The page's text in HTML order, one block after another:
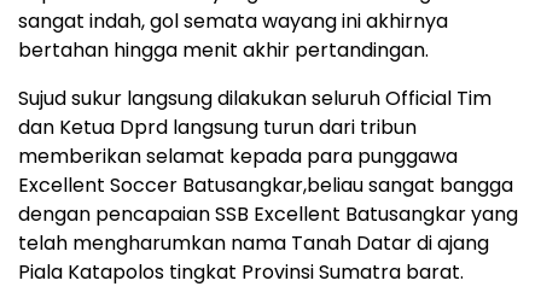
sangat indah, gol semata wayang ini akhirnya
bertahan hingga menit akhir pertandingan.
Sujud sukur langsung dilakukan seluruh Official Tim
dan Ketua Dprd langsung turun dari tribun
memberikan selamat kepada para punggawa
Excellent Soccer Batusangkar,beliau sangat bangga
dengan pencapaian SSB Excellent Batusangkar yang
telah mengharumkan nama Tanah Datar di ajang
Piala Katapolos tingkat Provinsi Sumatra barat.